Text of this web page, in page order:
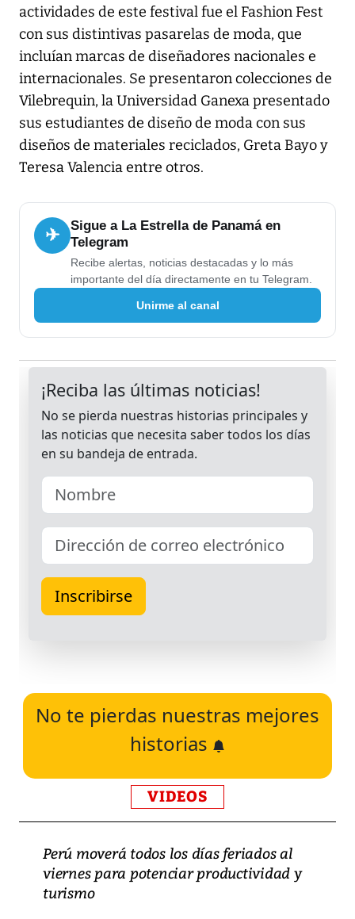
actividades de este festival fue el Fashion Fest
con sus distintivas pasarelas de moda, que
incluían marcas de diseñadores nacionales e
internacionales. Se presentaron colecciones de
Vilebrequin, la Universidad Ganexa presentado
sus estudiantes de diseño de moda con sus
diseños de materiales reciclados, Greta Bayo y
Teresa Valencia entre otros.
✈
Sigue a La Estrella de Panamá en
Telegram
Recibe alertas, noticias destacadas y lo más
importante del día directamente en tu Telegram.
Unirme al canal
No te pierdas nuestras mejores
historias
VIDEOS
Perú moverá todos los días feriados al
viernes para potenciar productividad y
turismo